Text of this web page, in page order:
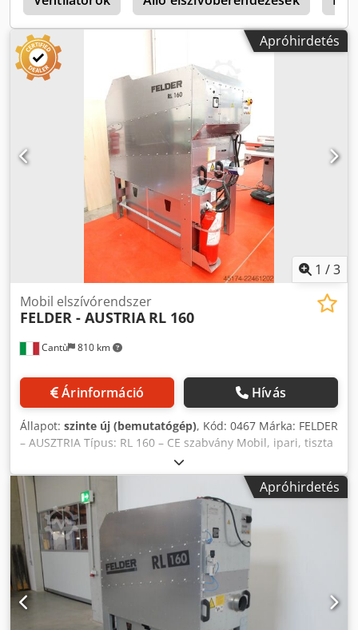
Apróhirdetés
1 /3
Cantù 810 km
Mobil elszívórendszer
FELDER - AUSTRIA RL 160
Árinformáció Hívás
Állapot: szinte új (bemutatógép), Kód: 0467 Márka: FELDER
– AUSZTRIA Típus: RL 160 – CE szabvány Mobil, ipari, tiszta
levegőt biztosító porgyűjtő – CE szabvány Maximális
légáram: 3200 m³/h Névleges légáram: 20 m/s / 1450 m³/h
Névleges vákuum: 20 m/s / 2400 Pa Szívócsatlakozó
átmérője: 160 mm Patronos szűrő Hangnyomás szint: 70 dB
Dcjdjzqr Ewspfx Aklok Forgácsgyűjtő kapacitás: 2 x 200 l
Poroltó készülék Teljes méretek (mm): 1765 x 898 x 2065
(magasság)
Apróhirdetés